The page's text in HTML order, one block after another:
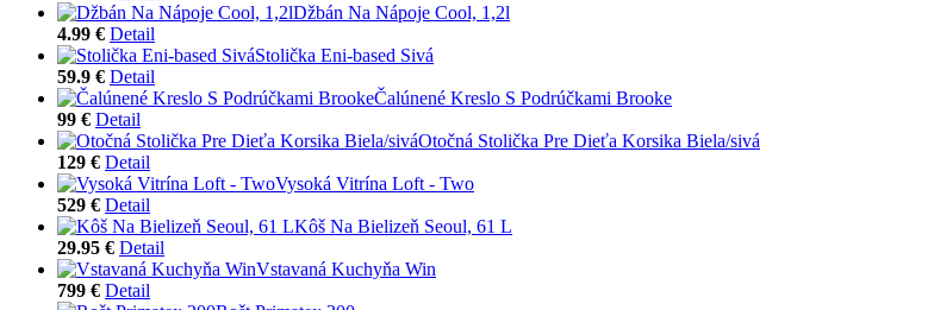
Džbán Na Nápoje Cool, 1,2l
4.99 € Detail
Stolička Eni-based Sivá
59.9 € Detail
Čalúnené Kreslo S Podrúčkami Brooke
99 € Detail
Otočná Stolička Pre Dieťa Korsika Biela/sivá
129 € Detail
Vysoká Vitrína Loft - Two
529 € Detail
Kôš Na Bielizeň Seoul, 61 L
29.95 € Detail
Vstavaná Kuchyňa Win
799 € Detail